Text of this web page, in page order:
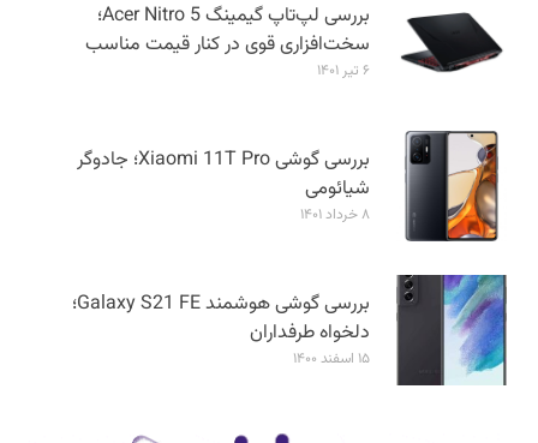
بررسی لپ‌تاپ گیمینگ Acer Nitro 5؛
سخت‌افزاری قوی در کنار قیمت مناسب
۶ تیر ۱۴۰۱
بررسی گوشی Xiaomi 11T Pro؛ جادوگر
شیائومی
۸ خرداد ۱۴۰۱
بررسی گوشی هوشمند Galaxy S21 FE؛
دلخواه طرفداران
۱۵ اسفند ۱۴۰۰